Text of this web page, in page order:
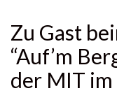
Zu Gast
“Auf’m
der MIT